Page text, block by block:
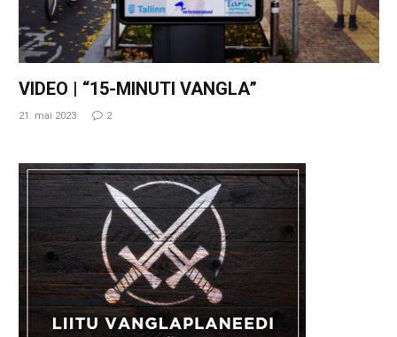
VIDEO | “15-MINUTI VANGLA”
21. mai 2023 2